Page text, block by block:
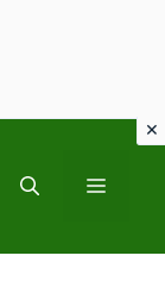
MENU